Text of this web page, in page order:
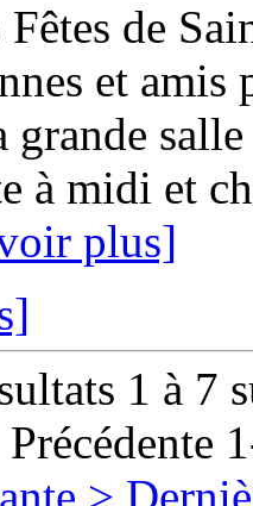
de
et
à midi et
plus]
1 à 7